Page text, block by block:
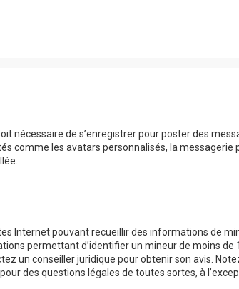
nécessaire de s’enregistrer pour poster des
comme les avatars personnalisés, la messagerie
Internet pouvant recueillir des informations de
permettant d’identifier un mineur de moins de
un conseiller juridique pour obtenir son avis.
des questions légales de toutes sortes, à